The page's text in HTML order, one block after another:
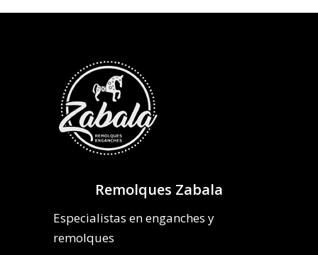
Remolques Zabala
Especialistas en enganches y
remolques